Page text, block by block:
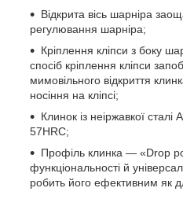
Відкрита вісь шарніра
регулювання шарніра;
Кріплення кліпси з боку
спосіб кріплення кліпси
мимовільного відкриття
носіння на кліпсі;
Клинок із неіржавкої сталі
57HRC;
Профіль клинка — «Drop
функціональності й
робить його ефективним як